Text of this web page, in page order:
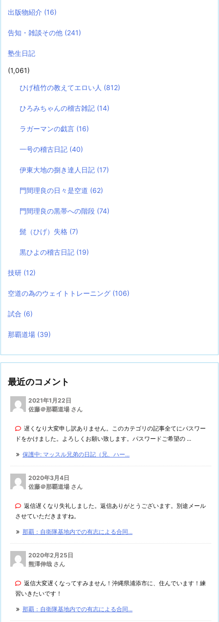
出版物紹介 (16)
告知・雑談その他 (241)
塾生日記
(1,061)
ひげ植竹の教えてエロい人 (812)
ひろみちゃんの稽古雑記 (14)
ラガーマンの戯言 (16)
一号の稽古日記 (40)
伊東大地の捌き達人日記 (17)
門間理良の日々是空道 (62)
門間理良の黒帯への階段 (74)
髭（ひげ）失格 (7)
黒ひよの稽古日記 (19)
技研 (12)
空道の為のウェイトトレーニング (106)
試合 (6)
那覇道場 (39)
最近のコメント
2021年1月22日
佐藤＠那覇道場 さん
遅くなり大変申し訳ありません。このカテゴリの記事全てにパスワー
ドをかけました。よろしくお願い致します。パスワードご希望の ...
保護中: マッスル兄弟の日記（兄、ハー...
2020年3月4日
佐藤＠那覇道場 さん
返信遅くなり失礼しました。返信ありがとうございます。別途メール
させていただきますね。
那覇：自衛隊基地内での有志による合同...
2020年2月25日
熊澤伸哉 さん
返信大変遅くなってすみません！沖縄県浦添市に、住んでいます！練
習いきたいです！
那覇：自衛隊基地内での有志による合同...